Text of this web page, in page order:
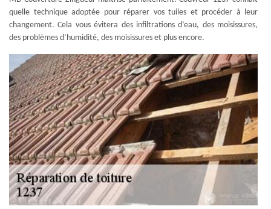
quelle technique adoptée pour réparer vos tuiles et procéder à leur
changement. Cela vous évitera des infiltrations d’eau, des moisissures,
des problèmes d’humidité, des moisissures et plus encore.